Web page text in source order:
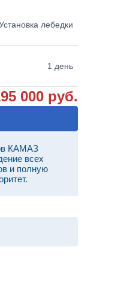
лебедки
1 день
000 руб.
КАМАЗ
всех
и полную